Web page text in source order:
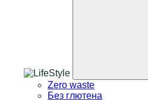
Zero waste
Без глютена